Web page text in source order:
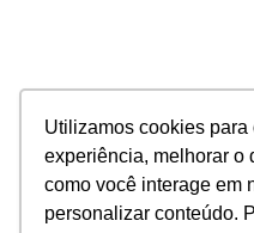
Utilizamos cookies para
experiência, melhorar o
como você interage em
personalizar conteúdo.